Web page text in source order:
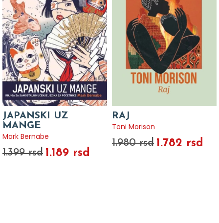
JAPANSKI UZ
MANGE
Mark Bernabe
1.399 rsd 1.189 rsd
RAJ
Toni Morison
1.980 rsd 1.782 rsd